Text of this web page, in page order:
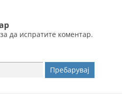
за да испратите коментар.